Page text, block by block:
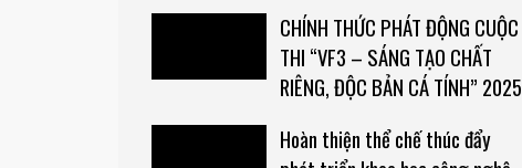
CHÍNH THỨC PHÁT ĐỘNG CUỘC
THI “VF3 – SÁNG TẠO CHẤT
RIÊNG, ĐỘC BẢN CÁ TÍNH” 2025
Hoàn thiện thể chế thúc đẩy